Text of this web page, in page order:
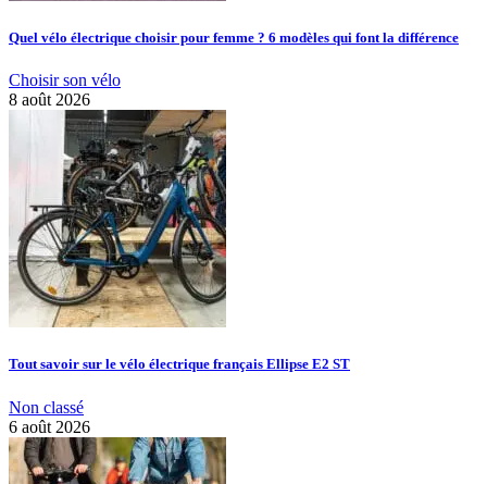
Quel vélo électrique choisir pour femme ? 6 modèles qui font la différence
Choisir son vélo
8 août 2026
Tout savoir sur le vélo électrique français Ellipse E2 ST
Non classé
6 août 2026